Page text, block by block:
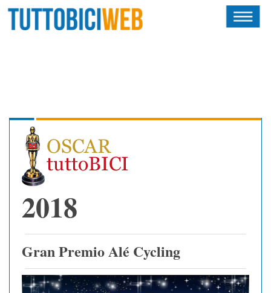
ATLETI
CALENDARIO
OSCAR
ALBI D'ORO
NEWSLETTER
2018
Gran Premio Alé Cycling